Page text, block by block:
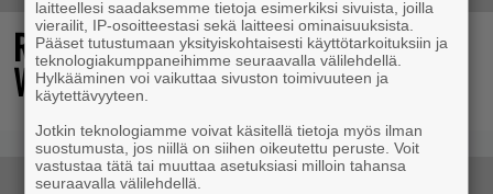
Rallienglanti raikaa kotimaisen
Wreckfest 2:n uudella esittelyvideolla
laitteellesi saadaksemme tietoja esimerkiksi sivuista, joilla
vierailit, IP-osoitteestasi sekä laitteesi ominaisuuksista.
Pääset tutustumaan yksityiskohtaisesti käyttötarkoituksiin ja
teknologiakumppaneihimme seuraavalla välilehdellä.
Hylkääminen voi vaikuttaa sivuston toimivuuteen ja
käytettävyyteen.
Jotkin teknologiamme voivat käsitellä tietoja myös ilman
suostumusta, jos niillä on siihen oikeutettu peruste. Voit
vastustaa tätä tai muuttaa asetuksiasi milloin tahansa
seuraavalla välilehdellä.